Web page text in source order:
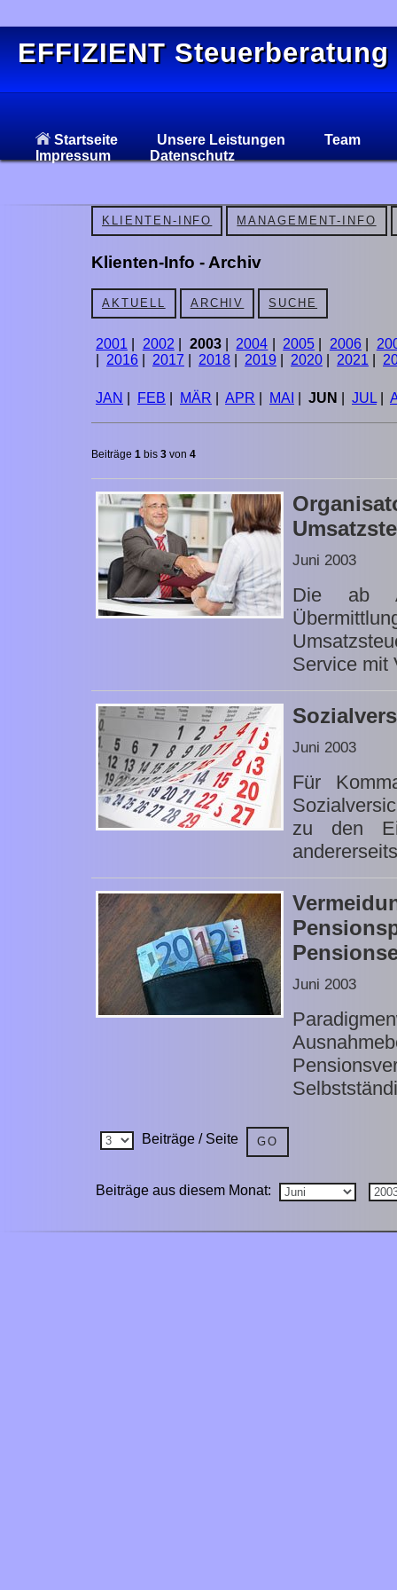
EFFIZIENT Steuerberatung
Startseite Unsere Leistungen
Team
Impressum
Datenschutz
KLIENTEN-INFO MANAGEMENT-INFO
Klienten-Info - Archiv
AKTUELL ARCHIV SUCHE
2001 2002 2003|2004 |2005 2006|
2016 2017 2018 2019 2020 2021
JAN FEB MÄR APR MAI JUN JUL|
Beiträge 1 bis 3 von 4
Juni 2003
Die ab
Service mit
Juni 2003
Für
zu den
Juni 2003
Beiträge / Seite
Beiträge aus diesem Monat: